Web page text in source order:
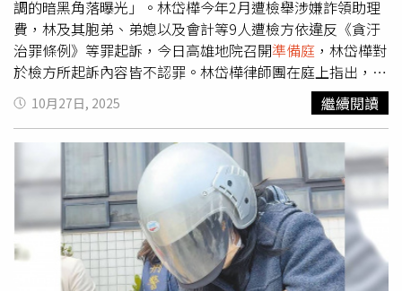
調的暗黑角落曝光」。林岱樺今年2月遭檢舉涉嫌詐領助理
費，林及其胞弟、弟媳以及會計等9人遭檢方依違反《貪汙
治罪條例》等罪起訴，今日高雄地院召開準備庭 ，林岱樺對
於檢方所起訴內容皆不認罪。林岱樺律師團在庭上指出，檢
方起訴內容存在多項瑕疵，甚至包括「編造死人筆錄」等重
大疑慮。律師指出，證人駱和明在身故後仍被列入起訴主
證，其生前筆錄內容前後矛盾，律師團調閱原始錄音檔後發
現，該筆錄疑遭誘導、扭曲甚至被部分捏造。林岱樺則重
申，自己從未貪污任何一塊錢、也未將助理費挪為私用，強
調「沒有任何不法行為與動機」。她表示，將以無罪辯護到
底，要用生命捍衛清白，「相信全體國人與高雄市民，都是
睿智的審判者，終將還我清白與信任。」
10月27日, 2025 繼續閱讀